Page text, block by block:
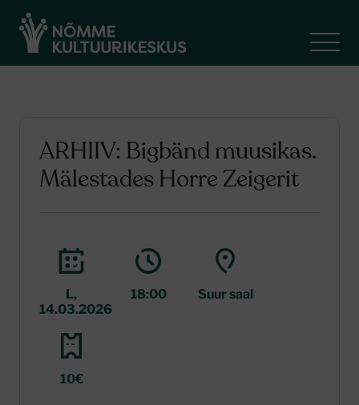
ARHIIV: Bigbänd muusikas.
Mälestades Horre Zeigerit
L,
14.03.2026
18:00 Suur saal
10€